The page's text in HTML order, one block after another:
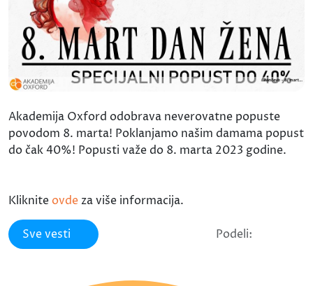
Akademija Oxford odobrava neverovatne popuste
povodom 8. marta! Poklanjamo našim damama popust
do čak 40%! Popusti važe do 8. marta 2023 godine.
Kliknite ovde za više informacija.
Sve vesti Podeli: